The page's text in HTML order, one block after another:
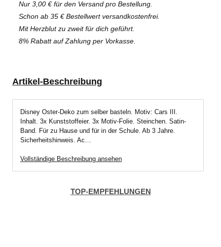
Nur 3,00 € für den Versand pro Bestellung.
Schon ab 35 € Bestellwert versandkostenfrei.
Mit Herzblut zu zweit für dich geführt.
8% Rabatt auf Zahlung per Vorkasse.
Artikel-Beschreibung
Disney Oster-Deko zum selber basteln. Motiv: Cars III.
Inhalt. 3x Kunststoffeier. 3x Motiv-Folie. Steinchen. Satin-
Band. Für zu Hause und für in der Schule. Ab 3 Jahre.
Sicherheitshinweis. Ac…
Vollständige Beschreibung ansehen
TOP-EMPFEHLUNGEN